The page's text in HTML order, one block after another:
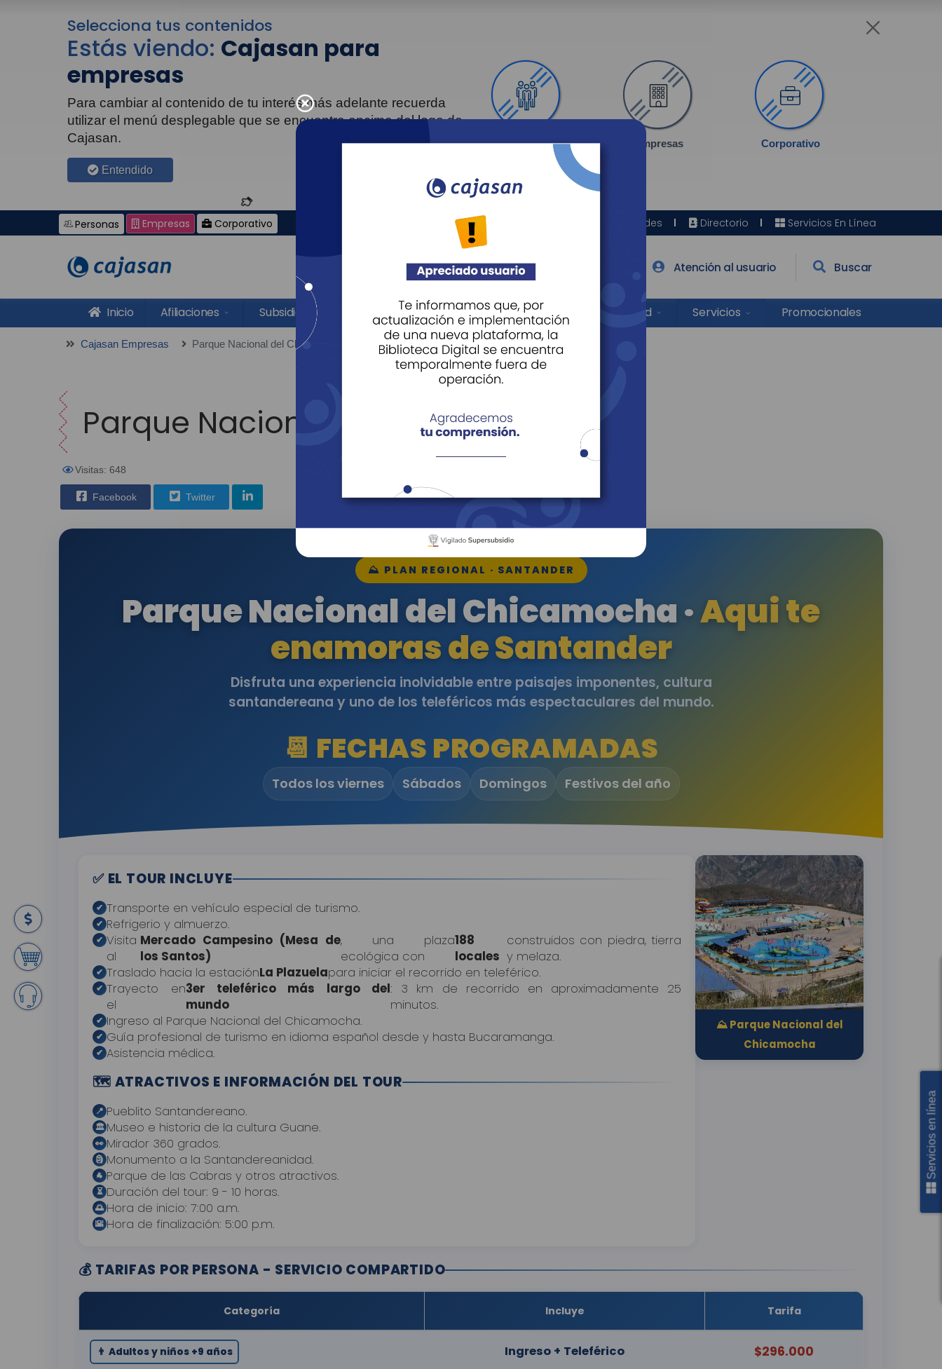
Selecciona tus contenidos
Estás viendo: Cajasan para
empresas
Para cambiar al contenido de tu interés más adelante recuerda
utilizar el menú desplegable que se encuentra encima del logo de
Cajasan.
Entendido
Personas Empresas Corporativo
Personas Empresas Corporativo Sedes Directorio Servicios En Línea
Agéndate Atención al usuario Buscar
Inicio Afiliaciones Subsidios Recreación Educación Cultura Salud Servicios Promocionales
Cajasan Empresas Parque Nacional del Chicamocha
Parque Nacional del Chicamocha
Visitas: 648
Facebook Twitter
⛰️ PLAN REGIONAL · SANTANDER
Parque Nacional del Chicamocha ·Aqui te
enamoras de Santander
Disfruta una experiencia inolvidable entre paisajes imponentes, cultura
santandereana y uno de los teleféricos más espectaculares del mundo.
📆 FECHAS PROGRAMADAS
Todos los viernes Sábados Domingos Festivos del año
✅ EL TOUR INCLUYE
✔ Transporte en vehículo especial de turismo.
✔ Refrigerio y almuerzo.
✔ Visita
al
Mercado Campesino (Mesa de
los Santos)
, una plaza
ecológica con
188
locales
construidos con piedra, tierra
y melaza.
✔ Traslado hacia la estaciónLa Plazuelapara iniciar el recorrido en teleférico.
✔ Trayecto en
el
3er teleférico más largo del
mundo
: 3 km de recorrido en aproximadamente 25
minutos.
✔ Ingreso al Parque Nacional del Chicamocha.
✔ Guía profesional de turismo en idioma español desde y hasta Bucaramanga.
✔ Asistencia médica.
🗺️ ATRACTIVOS E INFORMACIÓN DEL TOUR
📍 Pueblito Santandereano.
🏛 Museo e historia de la cultura Guane.
👀 Mirador 360 grados.
🗿 Monumento a la Santandereanidad.
🐐 Parque de las Cabras y otros atractivos.
⏳ Duración del tour: 9 - 10 horas.
🌅 Hora de inicio: 7:00 a.m.
🌇 Hora de finalización: 5:00 p.m.
⛰️ Parque Nacional del
Chicamocha
💰 TARIFAS POR PERSONA - SERVICIO COMPARTIDO
Categoría Incluye Tarifa
👨 Adultos y niños +9 años Ingreso + Teleférico $296.000
Servicios en línea